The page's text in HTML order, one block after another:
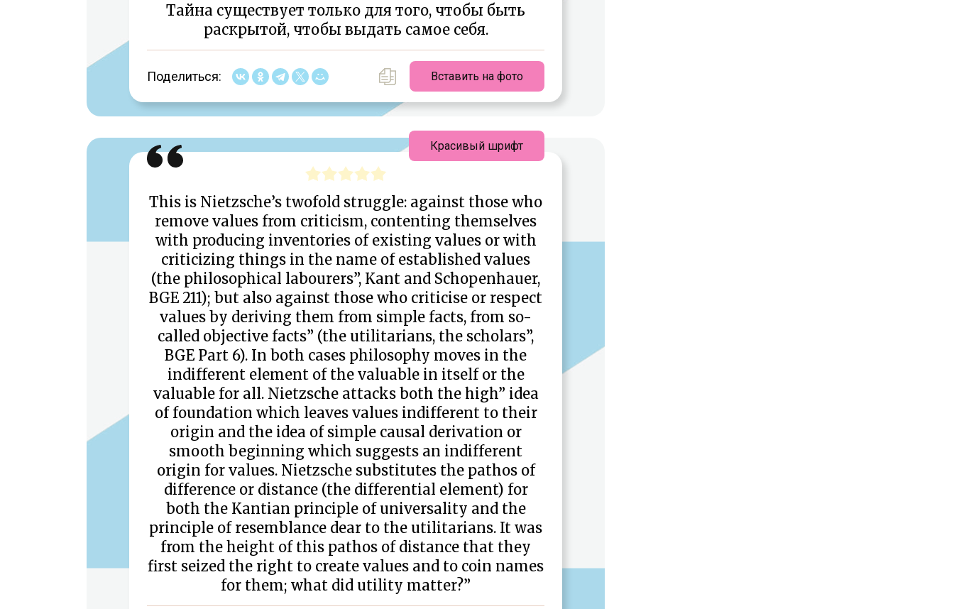
Тайна существует только для того, чтобы быть
раскрытой, чтобы выдать самое себя.
Поделиться: Вставить на фото
This is Nietzsche’s twofold struggle: against those who
remove values from criticism, contenting themselves
with producing inventories of existing values or with
criticizing things in the name of established values
(the philosophical labourers”, Kant and Schopenhauer,
BGE 211); but also against those who criticise or respect
values by deriving them from simple facts, from so-
called objective facts” (the utilitarians, the scholars”,
BGE Part 6). In both cases philosophy moves in the
indifferent element of the valuable in itself or the
valuable for all. Nietzsche attacks both the high” idea
of foundation which leaves values indifferent to their
origin and the idea of simple causal derivation or
smooth beginning which suggests an indifferent
origin for values. Nietzsche substitutes the pathos of
difference or distance (the differential element) for
both the Kantian principle of universality and the
principle of resemblance dear to the utilitarians. It was
from the height of this pathos of distance that they
first seized the right to create values and to coin names
for them; what did utility matter?”
Красивый шрифт